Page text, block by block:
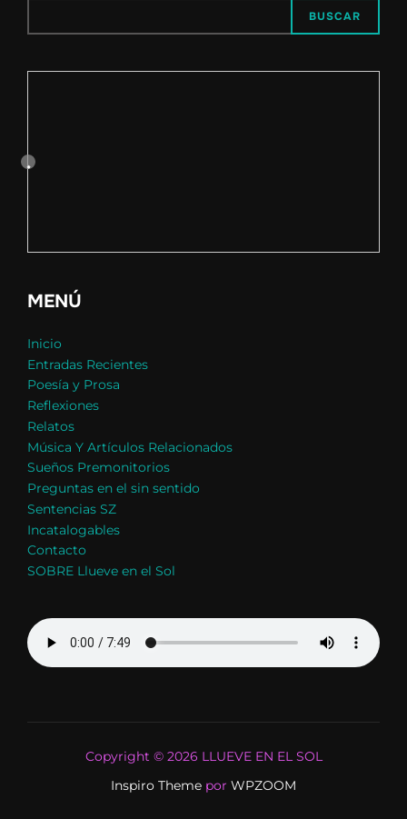
BUSCAR
MENÚ
Inicio
Entradas Recientes
Poesía y Prosa
Reflexiones
Relatos
Música Y Artículos Relacionados
Sueños Premonitorios
Preguntas en el sin sentido
Sentencias SZ
Incatalogables
Contacto
SOBRE Llueve en el Sol
Copyright © 2026 LLUEVE EN EL SOL
Inspiro Theme por WPZOOM